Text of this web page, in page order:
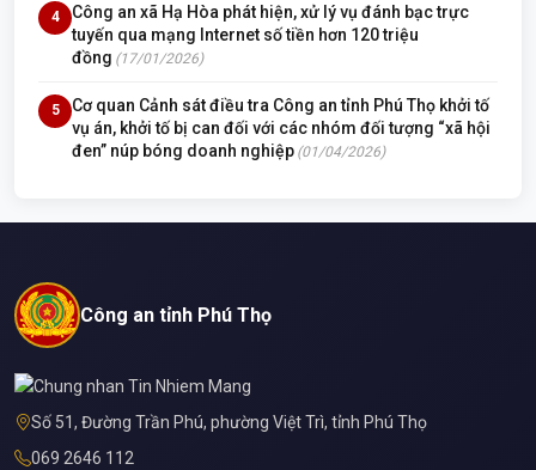
4
Công an xã Hạ Hòa phát hiện, xử lý vụ đánh bạc trực
tuyến qua mạng Internet số tiền hơn 120 triệu
đồng (17/01/2026)
5
Cơ quan Cảnh sát điều tra Công an tỉnh Phú Thọ khởi tố
vụ án, khởi tố bị can đối với các nhóm đối tượng “xã hội
đen” núp bóng doanh nghiệp (01/04/2026)
Công an tỉnh Phú Thọ
Số 51, Đường Trần Phú, phường Việt Trì, tỉnh Phú Thọ
069 2646 112